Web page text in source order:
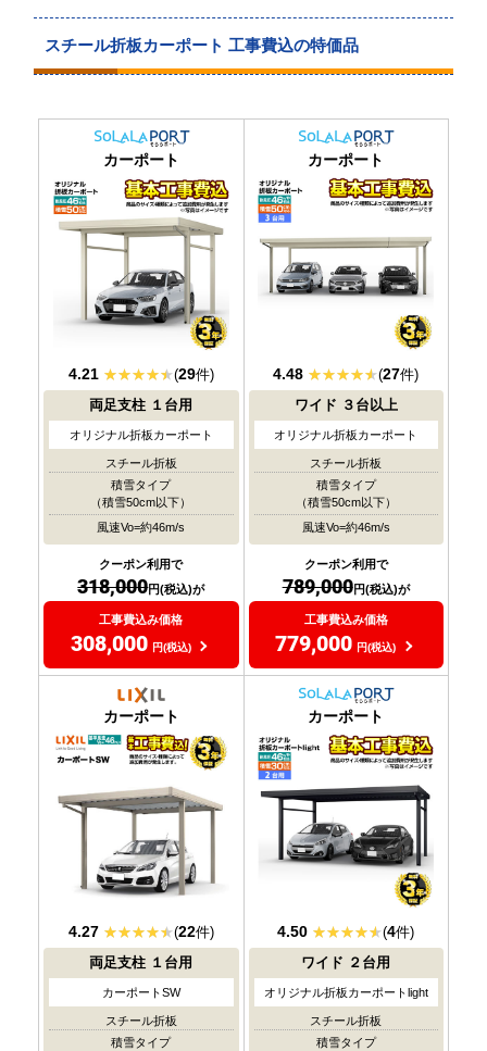
スチール折板カーポート 工事費込の特価品
カーポート
耐積雪/風圧
4.21 (29件)
両足支柱 １台用
オリジナル折板カーポート
スチール折板
積雪タイプ
（積雪50cm以下）
風速Vo=約46m/s
クーポン利用で
318,000円(税込)が
工事費込み価格
308,000 円(税込)
カーポート
耐積雪/風圧
4.48 (27件)
ワイド ３台以上
オリジナル折板カーポート
スチール折板
積雪タイプ
（積雪50cm以下）
風速Vo=約46m/s
クーポン利用で
789,000円(税込)が
工事費込み価格
779,000 円(税込)
カーポート
4.27 (22件)
両足支柱 １台用
カーポートSW
スチール折板
積雪タイプ
カーポート
4.50 (4件)
ワイド ２台用
オリジナル折板カーポートlight
スチール折板
積雪タイプ